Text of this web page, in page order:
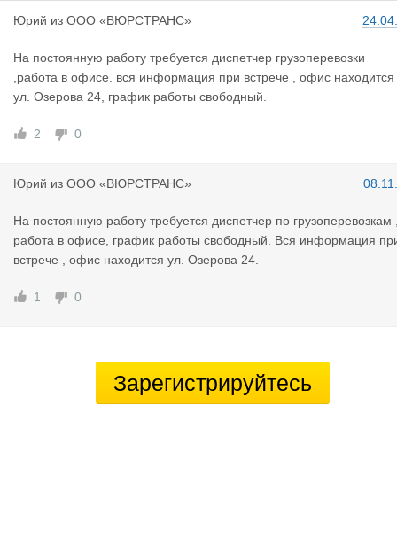
Юрий из ООО «ВЮРСТРАНС»
На постоянную работу требуется диспетчер грузоперевозки
,работа в офисе. вся информация при встрече , офис находится
ул. Озерова 24, график работы свободный.
2 0
Юрий из ООО «ВЮРСТРАНС»
На постоянную работу требуется диспетчер по грузоперевозкам
работа в офисе, график работы свободный. Вся информация
встрече , офис находится ул. Озерова 24.
1 0
Зарегистрируйтесь